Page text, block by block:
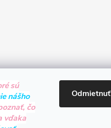
sú
nášho
čo
vďaka
Odmietnuť